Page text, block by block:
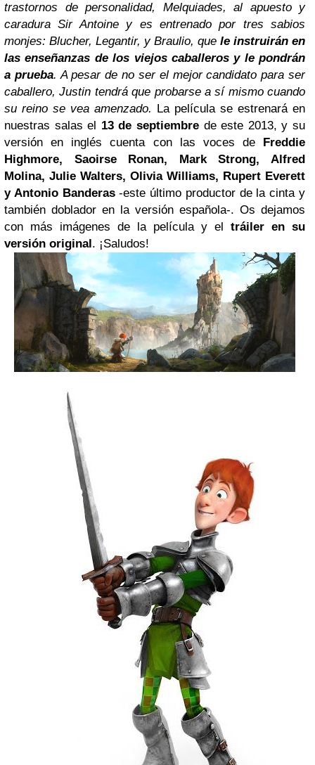
trastornos de personalidad, Melquiades, al apuesto y
caradura Sir Antoine y es entrenado por tres sabios
monjes: Blucher, Legantir, y Braulio, que le instruirán en
las enseñanzas de los viejos caballeros y le pondrán
a prueba.A pesar de no ser el mejor candidato para ser
caballero, Justin tendrá que probarse a sí mismo cuando
su reino se vea amenzado. La película se estrenará en
nuestras salas el 13 de septiembre de este 2013, y su
versión en inglés cuenta con las voces de Freddie
Highmore, Saoirse Ronan, Mark Strong, Alfred
Molina, Julie Walters, Olivia Williams, Rupert Everett
y Antonio Banderas-este último productor de la cinta y
también doblador en la versión española-. Os dejamos
con más imágenes de la película y el tráiler en su
versión original. ¡Saludos!